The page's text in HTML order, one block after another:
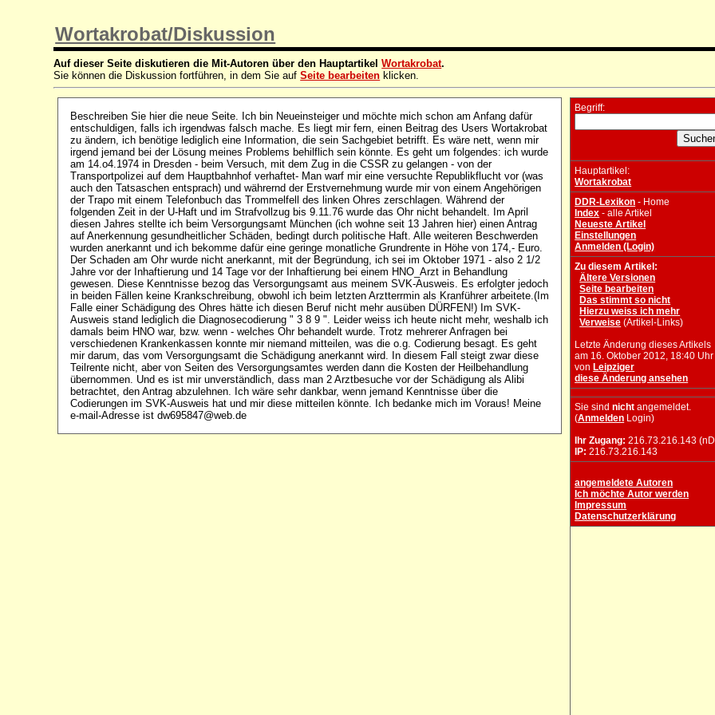
Wortakrobat/Diskussion
Auf dieser Seite diskutieren die Mit-Autoren über den HauptartikelWortakrobat.
Sie können die Diskussion fortführen, in dem Sie aufSeite bearbeiten klicken.
Beschreiben Sie hier die neue Seite. Ich bin Neueinsteiger und möchte mich schon am Anfang dafür
entschuldigen, falls ich irgendwas falsch mache. Es liegt mir fern, einen Beitrag des Users Wortakrobat
zu ändern, ich benötige lediglich eine Information, die sein Sachgebiet betrifft. Es wäre nett, wenn mir
irgend jemand bei der Lösung meines Problems behilflich sein könnte. Es geht um folgendes: ich wurde
am 14.o4.1974 in Dresden - beim Versuch, mit dem Zug in die CSSR zu gelangen - von der
Transportpolizei auf dem Hauptbahnhof verhaftet- Man warf mir eine versuchte Republikflucht vor (was
auch den Tatsaschen entsprach) und währernd der Erstvernehmung wurde mir von einem Angehörigen
der Trapo mit einem Telefonbuch das Trommelfell des linken Ohres zerschlagen. Während der
folgenden Zeit in der U-Haft und im Strafvollzug bis 9.11.76 wurde das Ohr nicht behandelt. Im April
diesen Jahres stellte ich beim Versorgungsamt München (ich wohne seit 13 Jahren hier) einen Antrag
auf Anerkennung gesundheitlicher Schäden, bedingt durch politische Haft. Alle weiteren Beschwerden
wurden anerkannt und ich bekomme dafür eine geringe monatliche Grundrente in Höhe von 174,- Euro.
Der Schaden am Ohr wurde nicht anerkannt, mit der Begründung, ich sei im Oktober 1971 - also 2 1/2
Jahre vor der Inhaftierung und 14 Tage vor der Inhaftierung bei einem HNO_Arzt in Behandlung
gewesen. Diese Kenntnisse bezog das Versorgungsamt aus meinem SVK-Ausweis. Es erfolgter jedoch
in beiden Fällen keine Krankschreibung, obwohl ich beim letzten Arztterrmin als Kranführer arbeitete.(Im
Falle einer Schädigung des Ohres hätte ich diesen Beruf nicht mehr ausüben DÜRFEN!) Im SVK-
Ausweis stand lediglich die Diagnosecodierung " 3 8 9 ". Leider weiss ich heute nicht mehr, weshalb ich
damals beim HNO war, bzw. wenn - welches Ohr behandelt wurde. Trotz mehrerer Anfragen bei
verschiedenen Krankenkassen konnte mir niemand mitteilen, was die o.g. Codierung besagt. Es geht
mir darum, das vom Versorgungsamt die Schädigung anerkannt wird. In diesem Fall steigt zwar diese
Teilrente nicht, aber von Seiten des Versorgungsamtes werden dann die Kosten der Heilbehandlung
übernommen. Und es ist mir unverständlich, dass man 2 Arztbesuche vor der Schädigung als Alibi
betrachtet, den Antrag abzulehnen. Ich wäre sehr dankbar, wenn jemand Kenntnisse über die
Codierungen im SVK-Ausweis hat und mir diese mitteilen könnte. Ich bedanke mich im Voraus! Meine
e-mail-Adresse ist dw695847@web.de
Begriff:
Hauptartikel:
Wortakrobat
DDR-Lexikon - Home
Index - alle Artikel
Neueste Artikel
Einstellungen
Anmelden (Login)
Zu diesem Artikel:
Ältere Versionen
Seite bearbeiten
Das stimmt so nicht
Hierzu weiss ich mehr
Verweise (Artikel-Links)
Letzte Änderung dieses Artikels
am 16. Oktober 2012, 18:40 Uhr
von Leipziger
diese Änderung ansehen
Sie sindnicht angemeldet.
(Anmelden Login)
Ihr Zugang: 216.73.216.143
IP: 216.73.216.143
angemeldete Autoren
Ich möchte Autor werden
Impressum
Datenschutzerklärung